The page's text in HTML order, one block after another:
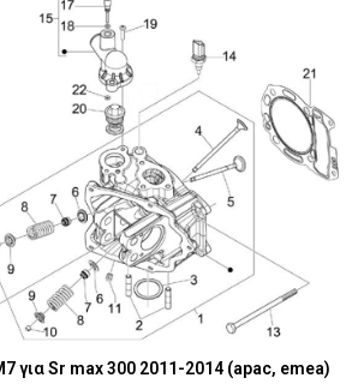
για Sr max 300 2011-2014 (apac, emea)